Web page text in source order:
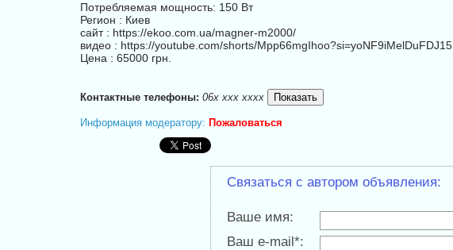
Потребляемая мощность: 150 Вт
Регион : Киев
сайт : https://ekoo.com.ua/magner-m2000/
видео : https://youtube.com/shorts/Mpp66mgIhoo?si=yoNF9iMelDuFDJ15
Цена : 65000 грн.
Контактные телефоны: 06x xxx xxxx
Информация модератору: Пожаловаться
Связаться с автором объявления:
Ваше имя:
Ваш e-mail*: